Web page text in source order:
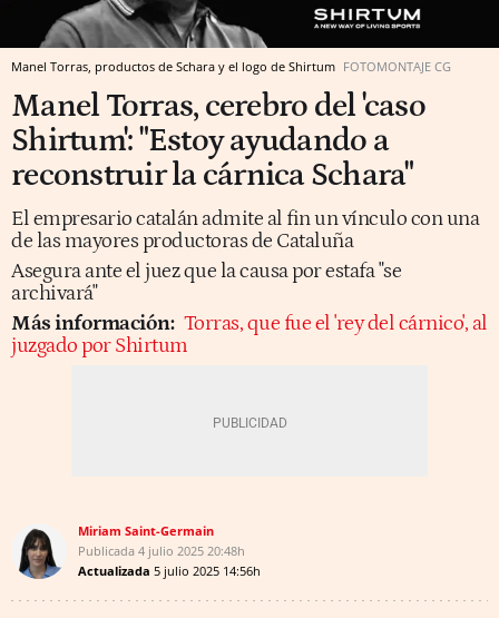
Manel Torras, productos de Schara y el logo de Shirtum FOTOMONTAJE CG
Manel Torras, cerebro del 'caso
Shirtum': "Estoy ayudando a
reconstruir la cárnica Schara"
El empresario catalán admite al fin un vínculo con una
de las mayores productoras de Cataluña
Asegura ante el juez que la causa por estafa "se
archivará"
Más información: Torras, que fue el 'rey del cárnico', al
juzgado por Shirtum
Miriam Saint-Germain
Publicada 4 julio 2025 20:48h
Actualizada 5 julio 2025 14:56h